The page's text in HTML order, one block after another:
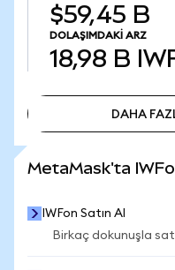
$59,45 B
DOLAŞIMDAKI ARZ
18,98 B
DAHA
MetaMask'ta
IWFon Satın Al
Birkaç dokunuşla